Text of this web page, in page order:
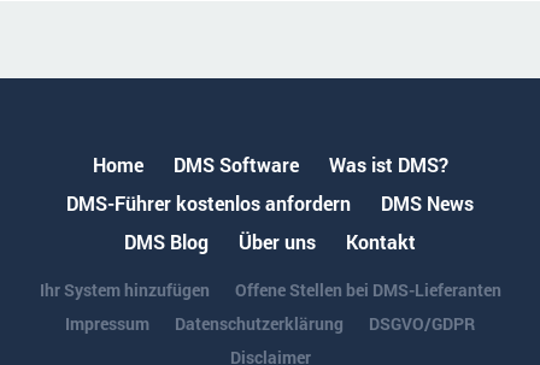
Home DMS Software
Was ist DMS?
DMS-Führer kostenlos anfordern
DMS News
DMS Blog
Über uns Kontakt
Ihr System hinzufügen
Offene Stellen bei DMS-Lieferanten
Impressum
Datenschutzerklärung
DSGVO/GDPR
Disclaimer